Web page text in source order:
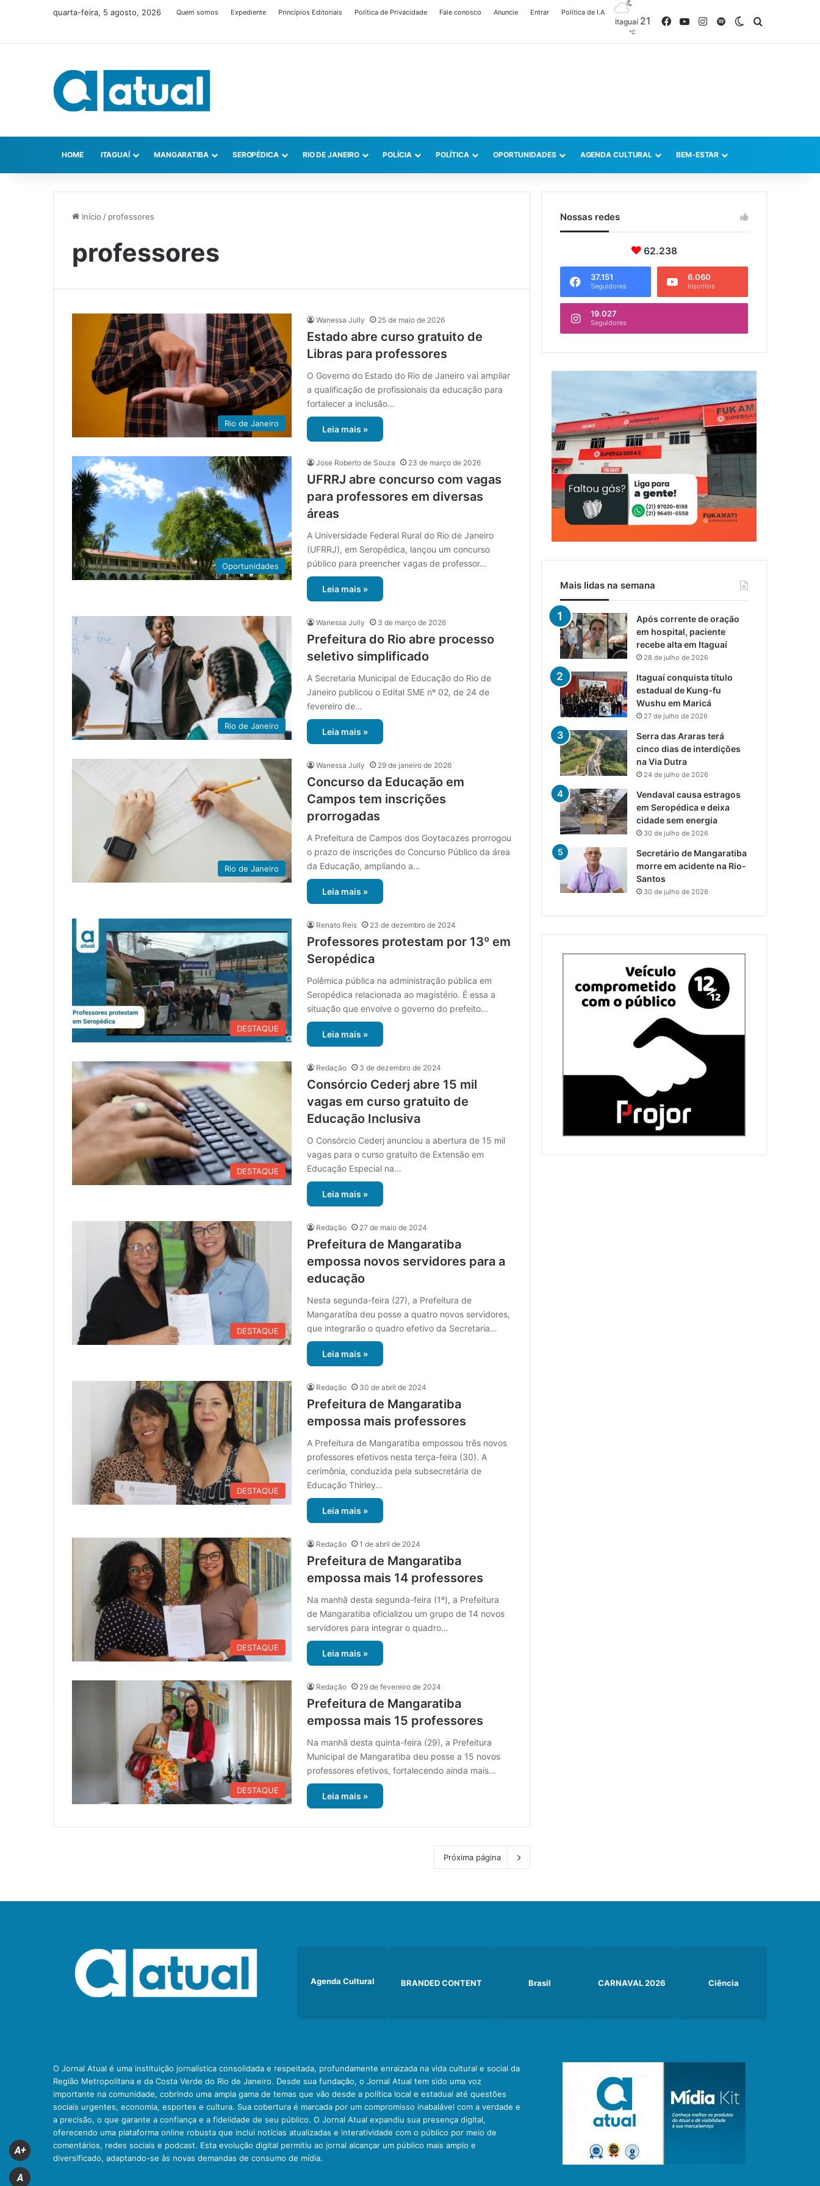
quarta-feira, 5 agosto, 2026 Quem somos Expediente Princípios Editoriais Política de Privacidade Fale conosco Anuncie Entrar Política de I.A
Itaguaí 21
℃
FacebookYouTubeInstagram
SpotifySwitch skin
HOME ITAGUAÍ MANGARATIBA SEROPÉDICA RIO DE JANEIRO POLÍCIA POLÍTICA OPORTUNIDADES AGENDA CULTURAL BEM-ESTAR
Início / professores
professores
Rio de Janeiro
Wanessa Jully 25 de maio de 2026
Estado abre curso gratuito de
Libras para professores
O Governo do Estado do Rio de Janeiro vai ampliar
a qualificação de profissionais da educação para
fortalecer a inclusão…
Leia mais »
Oportunidades
Jose Roberto de Souza 23 de março de 2026
UFRRJ abre concurso com vagas
para professores em diversas
áreas
A Universidade Federal Rural do Rio de Janeiro
(UFRRJ), em Seropédica, lançou um concurso
público para preencher vagas de professor…
Leia mais »
Rio de Janeiro
Wanessa Jully 3 de março de 2026
Prefeitura do Rio abre processo
seletivo simplificado
A Secretaria Municipal de Educação do Rio de
Janeiro publicou o Edital SME nº 02, de 24 de
fevereiro de…
Leia mais »
Rio de Janeiro
Wanessa Jully 29 de janeiro de 2026
Concurso da Educação em
Campos tem inscrições
prorrogadas
A Prefeitura de Campos dos Goytacazes prorrogou
o prazo de inscrições do Concurso Público da área
da Educação, ampliando a…
Leia mais »
DESTAQUE
Renato Reis 23 de dezembro de 2024
Professores protestam por 13º em
Seropédica
Polêmica pública na administração pública em
Seropédica relacionada ao magistério. É essa a
situação que envolve o governo do prefeito…
Leia mais »
DESTAQUE
Redação 3 de dezembro de 2024
Consórcio Cederj abre 15 mil
vagas em curso gratuito de
Educação Inclusiva
O Consórcio Cederj anunciou a abertura de 15 mil
vagas para o curso gratuito de Extensão em
Educação Especial na…
Leia mais »
DESTAQUE
Redação 27 de maio de 2024
Prefeitura de Mangaratiba
empossa novos servidores para a
educação
Nesta segunda-feira (27), a Prefeitura de
Mangaratiba deu posse a quatro novos servidores,
que integrarão o quadro efetivo da Secretaria…
Leia mais »
DESTAQUE
Redação 30 de abril de 2024
Prefeitura de Mangaratiba
empossa mais professores
A Prefeitura de Mangaratiba empossou três novos
professores efetivos nesta terça-feira (30). A
cerimônia, conduzida pela subsecretária de
Educação Thirley…
Leia mais »
DESTAQUE
Redação 1 de abril de 2024
Prefeitura de Mangaratiba
empossa mais 14 professores
Na manhã desta segunda-feira (1º), a Prefeitura
de Mangaratiba oficializou um grupo de 14 novos
servidores para integrar o quadro…
Leia mais »
DESTAQUE
Redação 29 de fevereiro de 2024
Prefeitura de Mangaratiba
empossa mais 15 professores
Na manhã desta quinta-feira (29), a Prefeitura
Municipal de Mangaratiba deu posse a 15 novos
professores efetivos, fortalecendo ainda mais…
Leia mais »
Próxima página
Nossas redes
62.238
37.151
Seguidores
6.060
Inscritos
19.027
Seguidores
Mais lidas na semana
Após corrente de oração
em hospital, paciente
recebe alta em Itaguaí
28 de julho de 2026
Itaguaí conquista título
estadual de Kung-fu
Wushu em Maricá
27 de julho de 2026
Serra das Araras terá
cinco dias de interdições
na Via Dutra
24 de julho de 2026
Vendaval causa estragos
em Seropédica e deixa
cidade sem energia
30 de julho de 2026
Secretário de Mangaratiba
morre em acidente na Rio-
Santos
30 de julho de 2026
Agenda Cultural BRANDED CONTENT Brasil CARNAVAL 2026 Ciência
O Jornal Atual é uma instituição jornalística consolidada e respeitada, profundamente enraizada na vida cultural e social da
Região Metropolitana e da Costa Verde do Rio de Janeiro. Desde sua fundação, o Jornal Atual tem sido uma voz
importante na comunidade, cobrindo uma ampla gama de temas que vão desde a política local e estadual até questões
sociais urgentes, economia, esportes e cultura. Sua cobertura é marcada por um compromisso inabalável com a verdade e
a precisão, o que garante a confiança e a fidelidade de seu público. O Jornal Atual expandiu sua presença digital,
oferecendo uma plataforma online robusta que inclui notícias atualizadas e interatividade com o público por meio de
comentários, redes sociais e podcast. Esta evolução digital permitiu ao jornal alcançar um público mais amplo e
diversificado, adaptando-se às novas demandas de consumo de mídia.
A+
A